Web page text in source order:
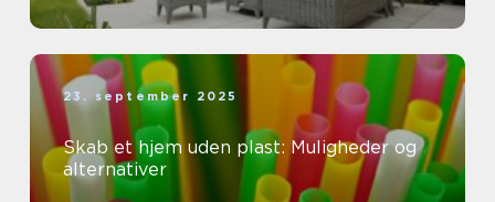
23. september 2025
Skab et hjem uden plast: Muligheder og
alternativer